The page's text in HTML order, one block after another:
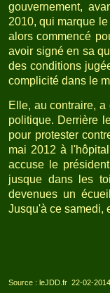
gouvernement,
2010, qui marque
alors commencé
avoir signé en sa
des conditions
complicité dans le
Elle, au contraire,
politique. Derrière
pour protester
mai 2012 à
accuse le
jusque dans les
devenues un
Jusqu'à ce samedi,
Source : leJDD.fr 22-02-2014